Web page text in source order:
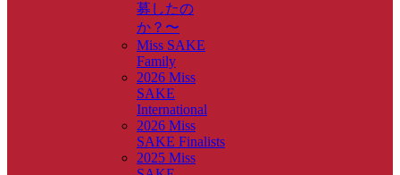
募したの
か？〜
Miss SAKE
Family
2026 Miss
SAKE
International
2026 Miss
SAKE Finalists
2025 Miss